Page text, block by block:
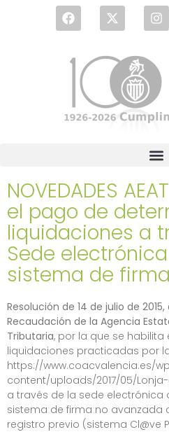
NOVEDADES
el pago de
liquidaciones a
Sede
sistema de firma
Resolución de 14 de julio de
Recaudación de la Agencia
Tributaria, por la que se
liquidaciones practicadas por
https://www.coacvalencia.es/
content/uploads/2017/05/
a través de la sede electrónica
sistema de firma no avanzada
registro previo (sistema Cl@ve